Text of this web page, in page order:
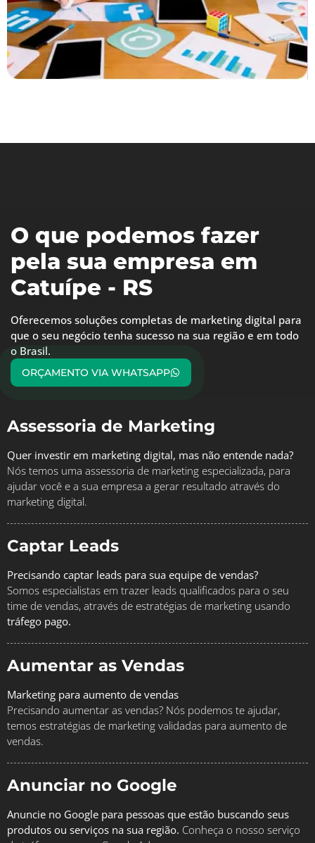
O que podemos fazer
pela sua empresa em
Catuípe - RS
Oferecemos soluções completas de marketing digital para
que o seu negócio tenha sucesso na sua região e em todo
o Brasil.
ORÇAMENTO VIA WHATSAPP
Assessoria de Marketing
Quer investir em marketing digital, mas não entende nada?
Nós temos uma assessoria de marketing especializada, para
ajudar você e a sua empresa a gerar resultado através do
marketing digital.
Captar Leads
Precisando captar leads para sua equipe de vendas?
Somos especialistas em trazer leads qualificados para o seu
time de vendas, através de estratégias de marketing usando
tráfego pago.
Aumentar as Vendas
Marketing para aumento de vendas
Precisando aumentar as vendas? Nós podemos te ajudar,
temos estratégias de marketing validadas para aumento de
vendas.
Anunciar no Google
Anuncie no Google para pessoas que estão buscando seus
produtos ou serviços na sua região. Conheça o nosso serviço